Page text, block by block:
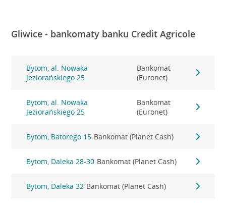
Gliwice - bankomaty banku Credit Agricole
Bytom, al. Nowaka
Jeziorańskiego 25
Bankomat
(Euronet)
Bytom, al. Nowaka
Jeziorańskiego 25
Bankomat
(Euronet)
Bytom, Batorego 15 Bankomat (Planet Cash)
Bytom, Daleka 28-30 Bankomat (Planet Cash)
Bytom, Daleka 32 Bankomat (Planet Cash)